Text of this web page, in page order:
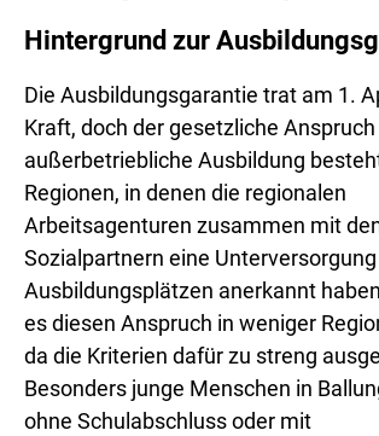
Hintergrund zur
Die Ausbildungsgarantie trat am 1.
Kraft, doch der gesetzliche
außerbetriebliche Ausbildung
Regionen, in denen die regionalen
Arbeitsagenturen zusammen mit
Sozialpartnern eine
Ausbildungsplätzen anerkannt
es diesen Anspruch in weniger
da die Kriterien dafür zu streng
Besonders junge Menschen in
ohne Schulabschluss oder mit